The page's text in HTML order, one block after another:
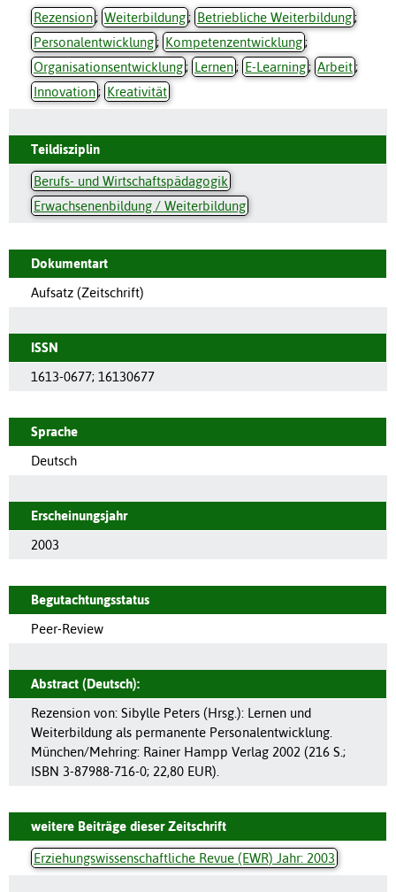
Rezension; Weiterbildung; Betriebliche Weiterbildung;
Personalentwicklung; Kompetenzentwicklung;
Organisationsentwicklung; Lernen; E-Learning; Arbeit;
Innovation; Kreativität
Teildisziplin
Berufs- und Wirtschaftspädagogik
Erwachsenenbildung / Weiterbildung
Dokumentart
Aufsatz (Zeitschrift)
ISSN
1613-0677; 16130677
Sprache
Deutsch
Erscheinungsjahr
2003
Begutachtungsstatus
Peer-Review
Abstract (Deutsch):
Rezension von: Sibylle Peters (Hrsg.): Lernen und
Weiterbildung als permanente Personalentwicklung.
München/Mehring: Rainer Hampp Verlag 2002 (216 S.;
ISBN 3-87988-716-0; 22,80 EUR).
weitere Beiträge dieser Zeitschrift
Erziehungswissenschaftliche Revue (EWR) Jahr: 2003